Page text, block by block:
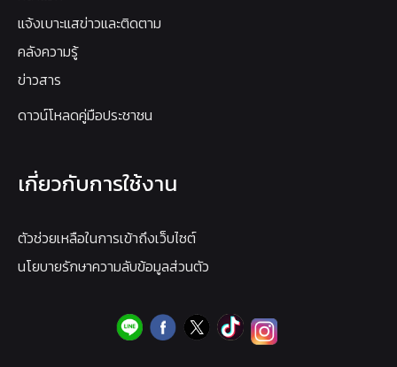
แจ้งเบาะแสข่าวและติดตาม
คลังความรู้
ข่าวสาร
ดาวน์โหลดคู่มือประชาชน
เกี่ยวกับการใช้งาน
ตัวช่วยเหลือในการเข้าถึงเว็บไซต์
นโยบายรักษาความลับข้อมูลส่วนตัว